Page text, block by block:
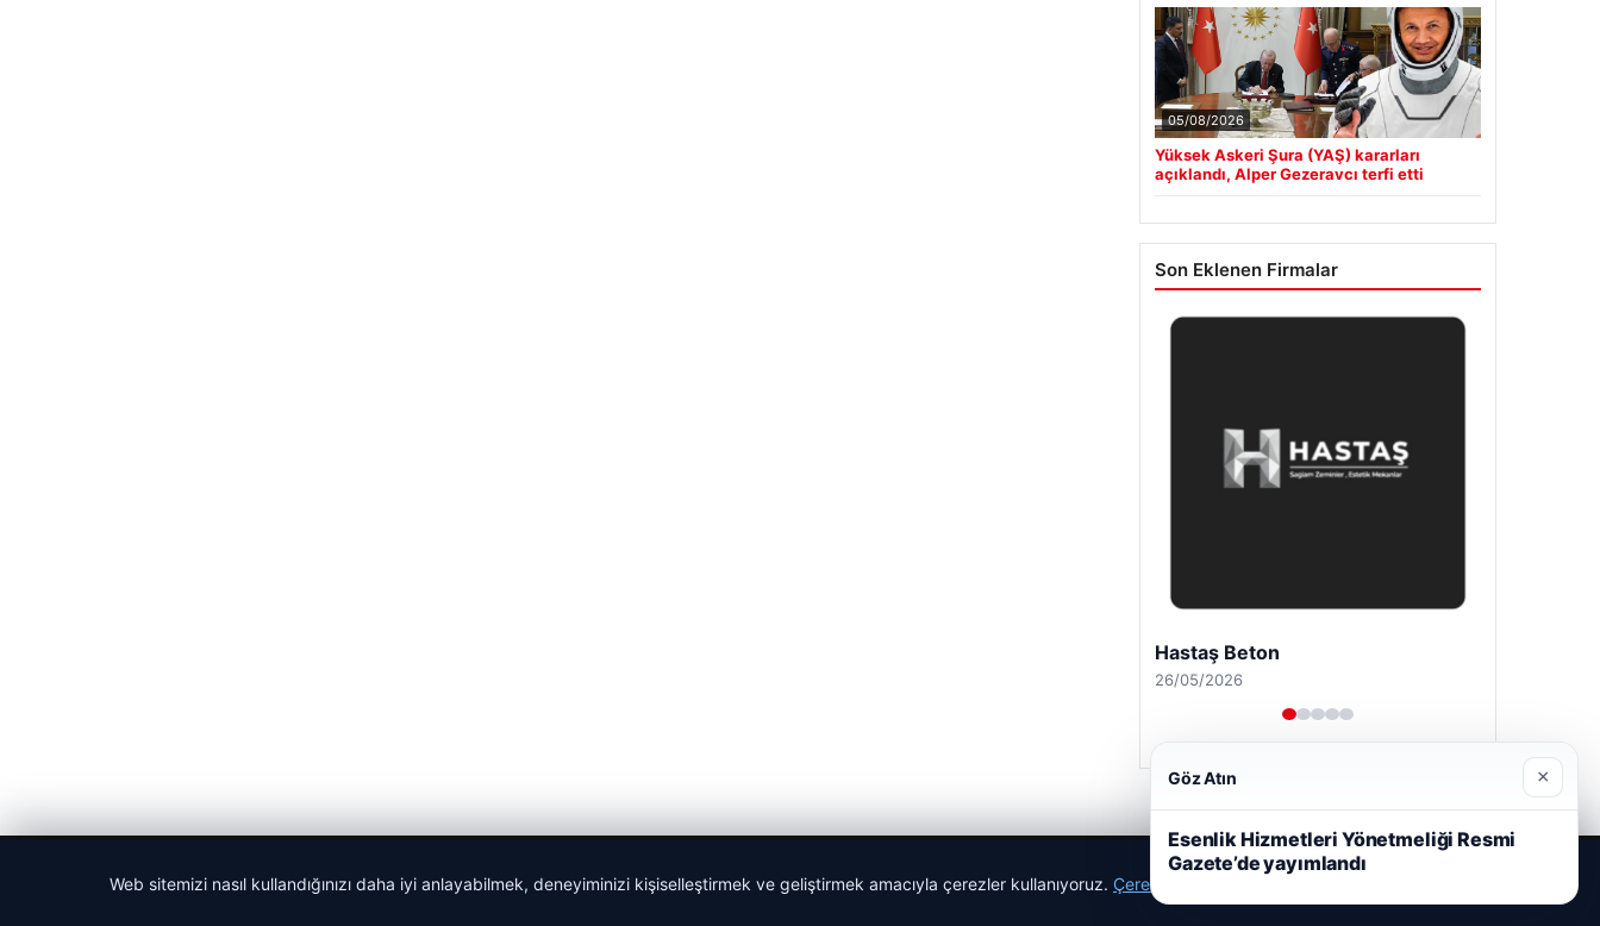
05/08/2026
Yüksek Askeri Şura (YAŞ) kararları
açıklandı, Alper Gezeravcı terfi etti
Son Eklenen Firmalar
Hastaş Beton
26/05/2026
Web sitemizi nasıl kullandığınızı daha iyi anlayabilmek, deneyiminizi kişiselleştirmek ve geliştirmek amacıyla çerezler kullanıyoruz. Çerez Politikamız
Göz Atın ×
Esenlik Hizmetleri Yönetmeliği Resmi
Gazete’de yayımlandı